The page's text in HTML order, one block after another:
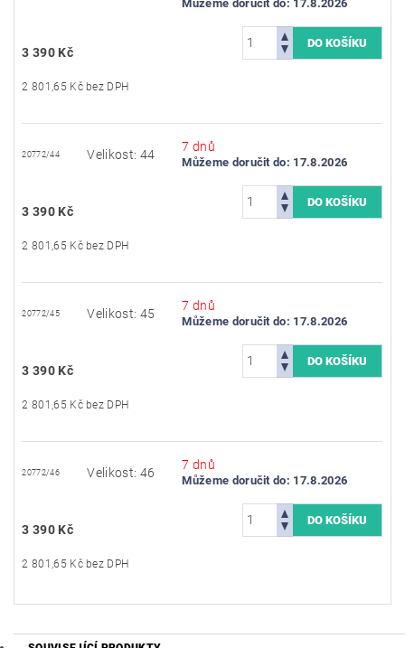
Můžeme doručit do: 17.8.2026
3 390 Kč
2 801,65 Kč bez DPH
20772/44 Velikost: 44
7 dnů
Můžeme doručit do: 17.8.2026
3 390 Kč
2 801,65 Kč bez DPH
20772/45 Velikost: 45
7 dnů
Můžeme doručit do: 17.8.2026
3 390 Kč
2 801,65 Kč bez DPH
20772/46 Velikost: 46
7 dnů
Můžeme doručit do: 17.8.2026
3 390 Kč
2 801,65 Kč bez DPH